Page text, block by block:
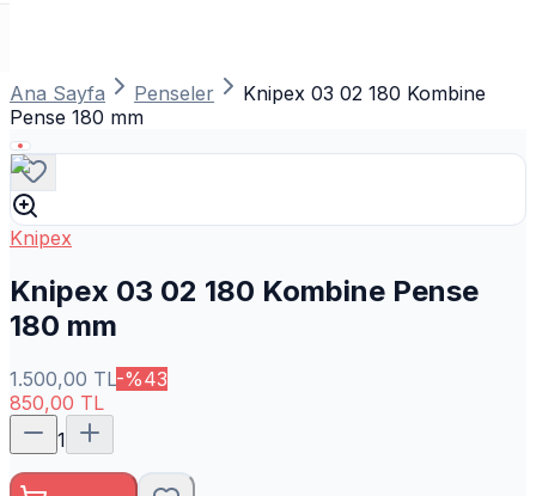
Ana Sayfa Penseler
Knipex 03 02 180 Kombine
Pense 180 mm
Knipex
Knipex 03 02 180 Kombine Pense
180 mm
1.500,00 TL-%43
850,00 TL
1